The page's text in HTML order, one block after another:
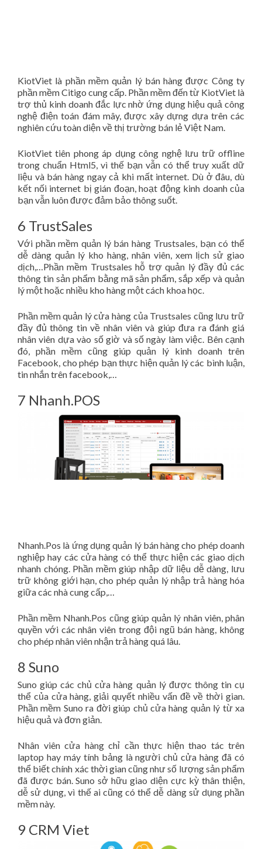
KiotViet là phần mềm quản lý bán hàng được Công ty
phần mềm Citigo cung cấp. Phần mềm đến từ KiotViet là
trợ thủ kinh doanh đắc lực nhờ ứng dụng hiệu quả công
nghệ điện toán đám mây, được xây dựng dựa trên các
nghiên cứu toàn diện về thị trường bán lẻ Việt Nam.
KiotViet tiên phong áp dụng công nghệ lưu trữ offline
trong chuẩn Html5, vì thế bạn vẫn có thể truy xuất dữ
liệu và bán hàng ngay cả khi mất internet. Dù ở đâu, dù
kết nối internet bị gián đoạn, hoạt động kinh doanh của
bạn vẫn luôn được đảm bảo thông suốt.
6 TrustSales
Với phần mềm quản lý bán hàng Trustsales, bạn có thể
dễ dàng quản lý kho hàng, nhân viên, xem lịch sử giao
dịch,…Phần mềm Trustsales hỗ trợ quản lý đầy đủ các
thông tin sản phẩm bằng mã sản phẩm, sắp xếp và quản
lý một hoặc nhiều kho hàng một cách khoa học.
Phần mềm quản lý cửa hàng của Trustsales cũng lưu trữ
đầy đủ thông tin về nhân viên và giúp đưa ra đánh giá
nhân viên dựa vào số giờ và số ngày làm việc. Bên cạnh
đó, phần mềm cũng giúp quản lý kinh doanh trên
Facebook, cho phép bạn thực hiện quản lý các bình luận,
tin nhắn trên facebook,…
7 Nhanh.POS
Nhanh.Pos là ứng dụng quản lý bán hàng cho phép doanh
nghiệp hay các cửa hàng có thể thực hiện các giao dịch
nhanh chóng. Phần mềm giúp nhập dữ liệu dễ dàng, lưu
trữ không giới hạn, cho phép quản lý nhập trả hàng hóa
giữa các nhà cung cấp,…
Phần mềm Nhanh.Pos cũng giúp quản lý nhân viên, phân
quyền với các nhân viên trong đội ngũ bán hàng, không
cho phép nhân viên nhận trả hàng quá lâu.
8 Suno
Suno giúp các chủ cửa hàng quản lý được thông tin cụ
thể của cửa hàng, giải quyết nhiều vấn đề về thời gian.
Phần mềm Suno ra đời giúp chủ cửa hàng quản lý từ xa
hiệu quả và đơn giản.
Nhân viên cửa hàng chỉ cần thực hiện thao tác trên
laptop hay máy tính bảng là người chủ cửa hàng đã có
thể biết chính xác thời gian cũng như số lượng sản phẩm
đã được bán. Suno sở hữu giao diện cực kỳ thân thiện,
dễ sử dụng, vì thế ai cũng có thể dễ dàng sử dụng phần
mềm này.
9 CRM Viet